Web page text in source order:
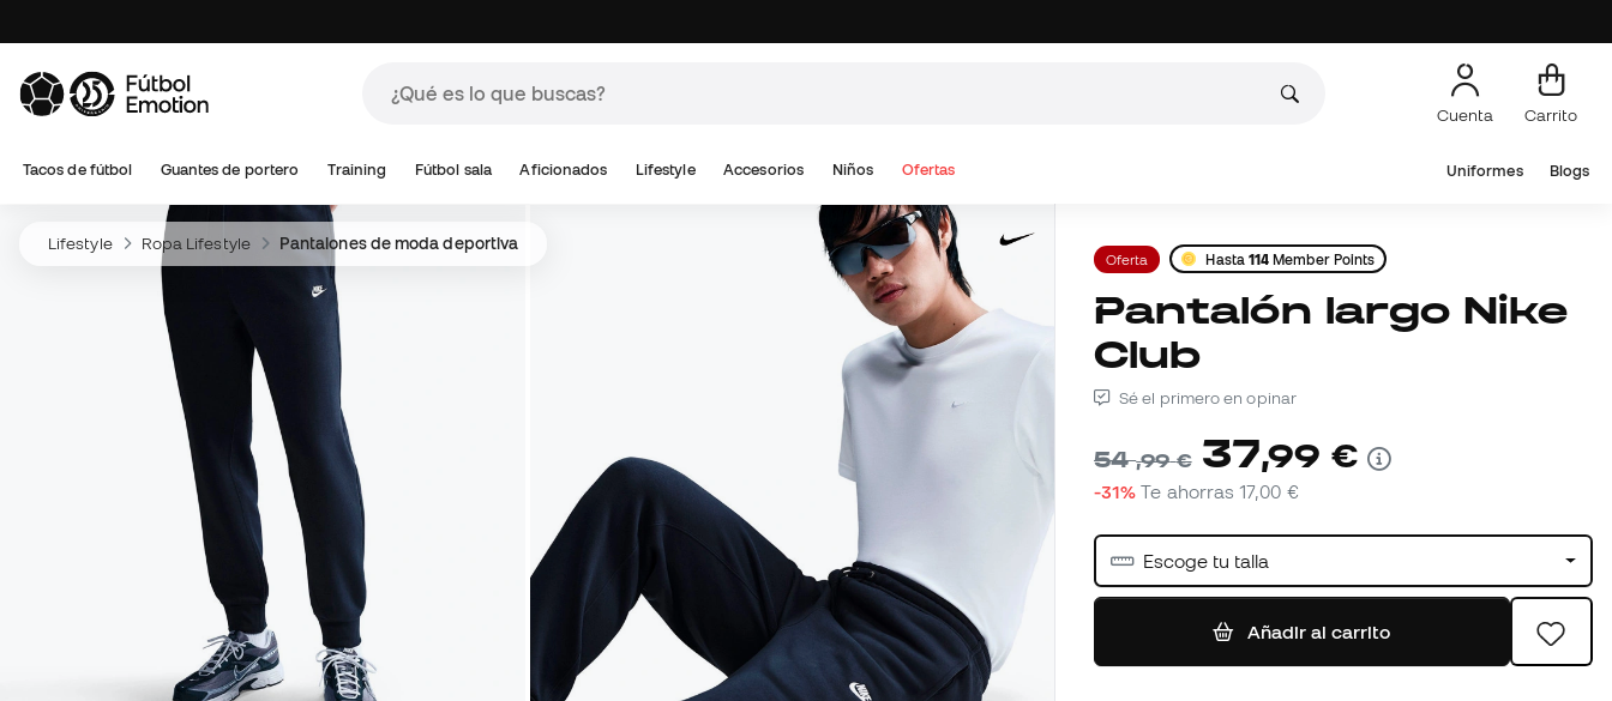
Cuenta Carrito
Tacos de fútbol Guantes de portero Training Fútbol sala Aficionados Lifestyle Accesorios Niños Ofertas Uniformes Blogs
Lifestyle Ropa Lifestyle Pantalones de moda deportiva
Oferta Hasta 114 Member Points
Pantalón largo Nike
Club
Sé el primero en opinar
54,99 € 37,99 €
-31% Te ahorras17,00 €
Escoge tu talla
Añadir al carrito